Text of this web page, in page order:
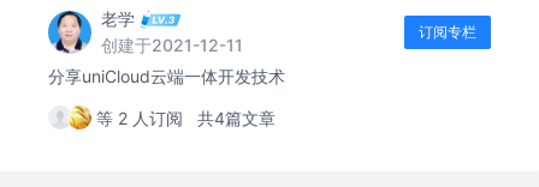
老学
创建于2021-12-11
订阅专栏
分享uniCloud云端一体开发技术
等 2 人订阅 共4篇文章